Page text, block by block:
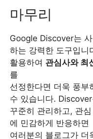
마무리
Google Discover는
하는 강력한 도구입니
활용하여 관심사와 최
를
선정한다면 더욱 풍부
수 있습니다.
꾸준히 관리하고, 관
에 민감하게 반응하면
여러분의 블로그가 더